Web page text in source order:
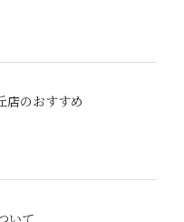
のおすすめ